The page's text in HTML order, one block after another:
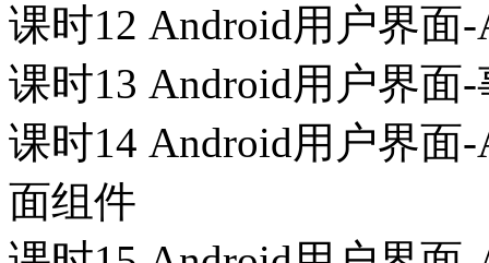
课时12 Android用户界面
课时13 Android用户界面
课时14 Android用户界面
面组件